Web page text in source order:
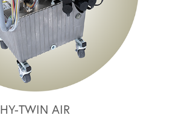
HY-TWIN AIR